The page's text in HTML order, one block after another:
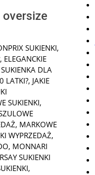
oversize
SUKIENKI,
, ELEGANCKIE
SUKIENKA DLA
LATKI?, JAKIE
SUKIENKI,
, MARKOWE
WYPRZEDAŻ,
, MONNARI
SUKIENKI
,